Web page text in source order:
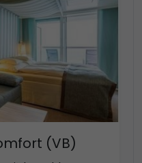
(VB)